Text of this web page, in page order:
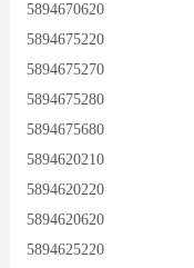
5894670620
5894675220
5894675270
5894675280
5894675680
5894620210
5894620220
5894620620
5894625220